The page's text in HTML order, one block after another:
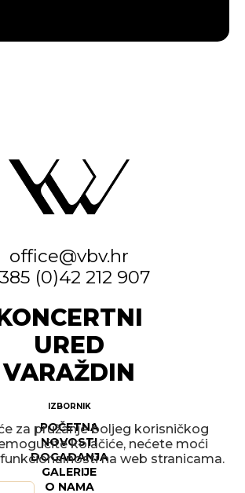
office@vbv.hr
(0)42 212 907
URED
VARAŽDIN
IZBORNIK
POČETNA
NOVOSTI
DOGAĐANJA
GALERIJE
O NAMA
za pružanje boljeg korisničkog
kolačiće, nećete moći
na web stranicama.